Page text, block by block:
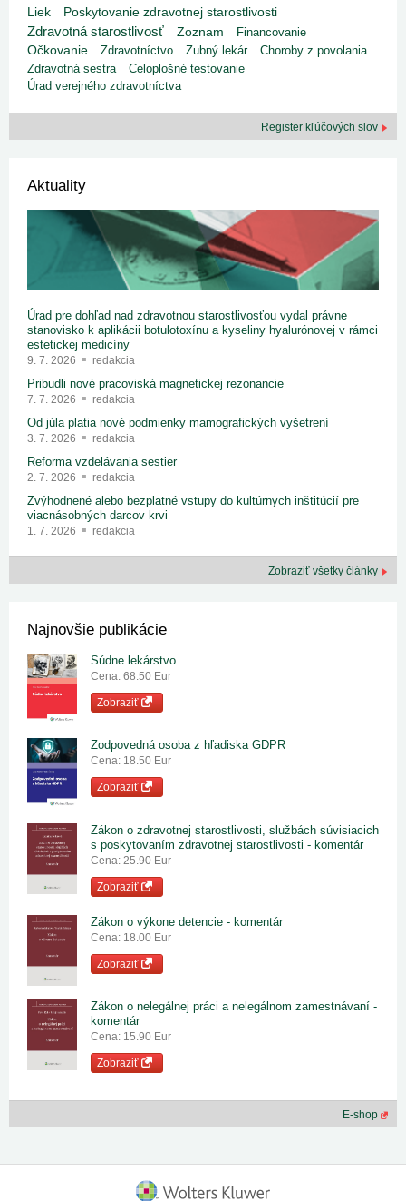
Liek Poskytovanie zdravotnej starostlivosti
Zdravotná starostlivosť Zoznam
Financovanie
Očkovanie
Zdravotníctvo Zubný lekár
Choroby z povolania
Zdravotná sestra
Celoplošné testovanie
Úrad verejného zdravotníctva
Register kľúčových slov
Aktuality
Úrad pre dohľad nad zdravotnou starostlivosťou vydal právne
stanovisko k aplikácii botulotoxínu a kyseliny hyalurónovej v rámci
estetickej medicíny
9. 7. 2026 redakcia
Pribudli nové pracoviská magnetickej rezonancie
7. 7. 2026 redakcia
Od júla platia nové podmienky mamografických vyšetrení
3. 7. 2026 redakcia
Reforma vzdelávania sestier
2. 7. 2026 redakcia
Zvýhodnené alebo bezplatné vstupy do kultúrnych inštitúcií pre
viacnásobných darcov krvi
1. 7. 2026 redakcia
Zobraziť všetky články
Najnovšie publikácie
Súdne lekárstvo
Cena: 68.50 Eur
Zobraziť
Zodpovedná osoba z hľadiska GDPR
Cena: 18.50 Eur
Zobraziť
Zákon o zdravotnej starostlivosti, službách súvisiacich
s poskytovaním zdravotnej starostlivosti - komentár
Cena: 25.90 Eur
Zobraziť
Zákon o výkone detencie - komentár
Cena: 18.00 Eur
Zobraziť
Zákon o nelegálnej práci a nelegálnom zamestnávaní -
komentár
Cena: 15.90 Eur
Zobraziť
E-shop